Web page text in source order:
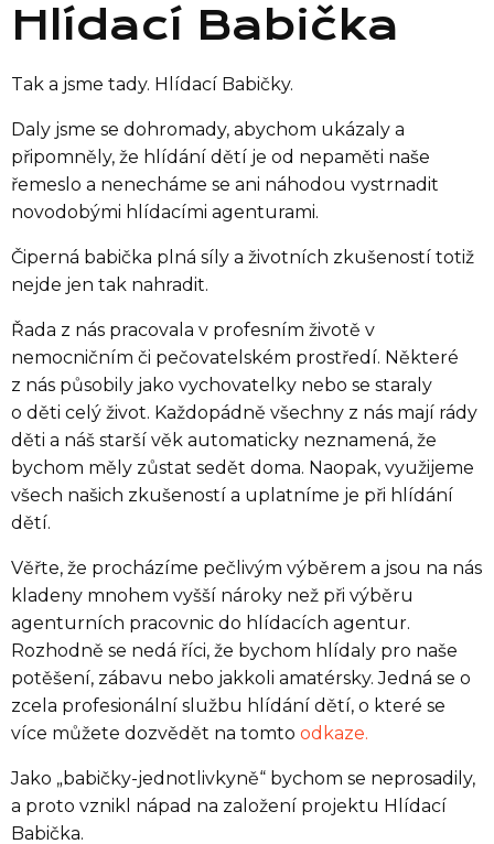
Hlídací Babička
Tak a jsme tady. Hlídací Babičky.
Daly jsme se dohromady, abychom ukázaly a
připomněly, že hlídání dětí je od nepaměti naše
řemeslo a nenecháme se ani náhodou vystrnadit
novodobými hlídacími agenturami.
Čiperná babička plná síly a životních zkušeností totiž
nejde jen tak nahradit.
Řada z nás pracovala v profesním životě v
nemocničním či pečovatelském prostředí. Některé
z nás působily jako vychovatelky nebo se staraly
o děti celý život. Každopádně všechny z nás mají rády
děti a náš starší věk automaticky neznamená, že
bychom měly zůstat sedět doma. Naopak, využijeme
všech našich zkušeností a uplatníme je při hlídání
dětí.
Věřte, že procházíme pečlivým výběrem a jsou na nás
kladeny mnohem vyšší nároky než při výběru
agenturních pracovnic do hlídacích agentur.
Rozhodně se nedá říci, že bychom hlídaly pro naše
potěšení, zábavu nebo jakkoli amatérsky. Jedná se o
zcela profesionální službu hlídání dětí, o které se
více můžete dozvědět na tomto odkaze.
Jako „babičky-jednotlivkyně“ bychom se neprosadily,
a proto vznikl nápad na založení projektu Hlídací
Babička.